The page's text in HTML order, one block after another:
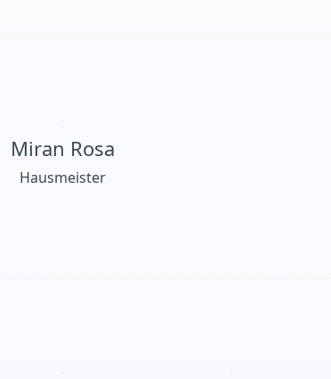
Miran Rosa
Hausmeister